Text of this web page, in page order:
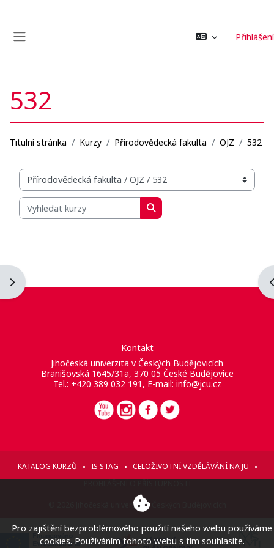
Přihlášení
Otevřít panel bloku
532
Titulní stránka Kurzy Přírodovědecká fakulta OJZ 532
Organizační struktura kurzů
Vyhledat kurzy
Vyhledat kurzy
Kontakt
Jihočeská univerzita v Českých Budějovicích
Branišovská 1645/31a, 370 05 České Budějovice
Tel.: +420 389 032 191, E-mail: info@jcu.cz
KATALOG KURZŮ IS STAG
CELOŽIVOTNÍ VZDĚLÁVÁNÍ NA JU
© 2026 Jihočeská univerzita v Českých Budějovicích
Pro zajištění bezproblémového použití našeho webu používáme
cookies. Používáním tohoto webu s tím souhlasíte.